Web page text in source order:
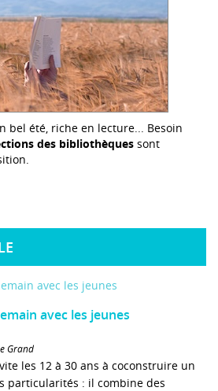
bel été, riche en lecture... Besoin
des bibliothèques sont
avec les jeunes
Grand
les 12 à 30 ans à coconstruire un
particularités : il combine des